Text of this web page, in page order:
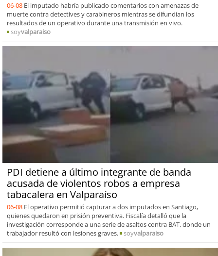
06-08 El imputado habría publicado comentarios con amenazas de
muerte contra detectives y carabineros mientras se difundían los
resultados de un operativo durante una transmisión en vivo.
soyvalparaiso
PDI detiene a último integrante de banda
acusada de violentos robos a empresa
tabacalera en Valparaíso
06-08 El operativo permitió capturar a dos imputados en Santiago,
quienes quedaron en prisión preventiva. Fiscalía detalló que la
investigación corresponde a una serie de asaltos contra BAT, donde un
trabajador resultó con lesiones graves.
soyvalparaiso